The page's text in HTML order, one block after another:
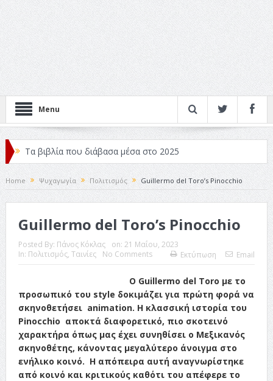
Menu
Τα βιβλία που διάβασα μέσα στο 2025
Κριτικές ταινιών: Ο Ντι Κάπριο και ο Λάνθιμος
Σχεδιασμός που «Μιλάει» Χωρίς Λέξεις
Σπιρτόκουτο: η απόλυτη αντισυμβατική καλοκαιρινή
ταινία
Το νουάρ στον ελληνικό κινηματογράφο
Η Φροντίδα Έχει Πολλές Μορφές: Κι Όλες Σε Αφορούν
Τρία Βήματα Μπροστά για Σένα και την Επιχείρησή σου
Όψεις και Απόψεις
Αξίζει άραγε?
Home Ψυχαγωγία Πολιτισμός Guillermo del Toro’s Pinocchio
Guillermo del Toro’s Pinocchio
Posted By: Πάνος Κόκλας on: 21 Μαΐου, 2023
In: Πολιτισμός, Ταινίες No Comments Εκτύπωση Email
Ο Guillermo del Toro με το
προσωπικό του style δοκιμάζει για πρώτη φορά να
σκηνοθετήσει animation. Η κλασσική ιστορία του
Pinocchio αποκτά διαφορετικό, πιο σκοτεινό
χαρακτήρα όπως μας έχει συνηθίσει ο Μεξικανός
σκηνοθέτης, κάνοντας μεγαλύτερο άνοιγμα στο
ενήλικο κοινό. Η απόπειρα αυτή αναγνωρίστηκε
από κοινό και κριτικούς καθότι του απέφερε το